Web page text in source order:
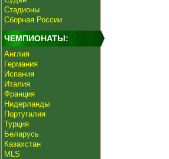
Стадионы
Сборная России
ЧЕМПИОНАТЫ:
Англия
Германия
Испания
Италия
Франция
Нидерланды
Португалия
Турция
Беларусь
Казахстан
MLS